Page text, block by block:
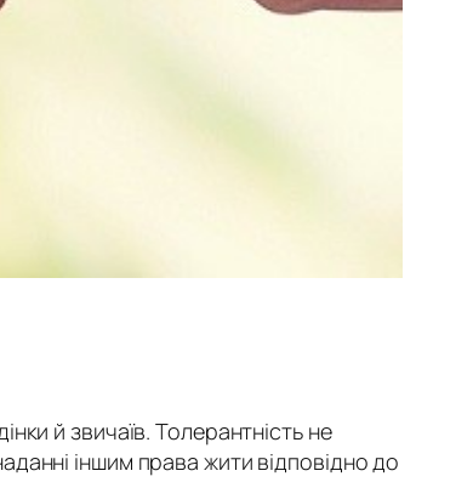
й звичаїв. Толерантність не
іншим права жити відповідно до